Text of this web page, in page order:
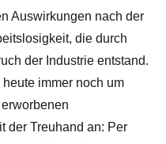
Auswirkungen nach der
die durch
der Industrie entstand.
immer noch um
der Treuhand an: Per